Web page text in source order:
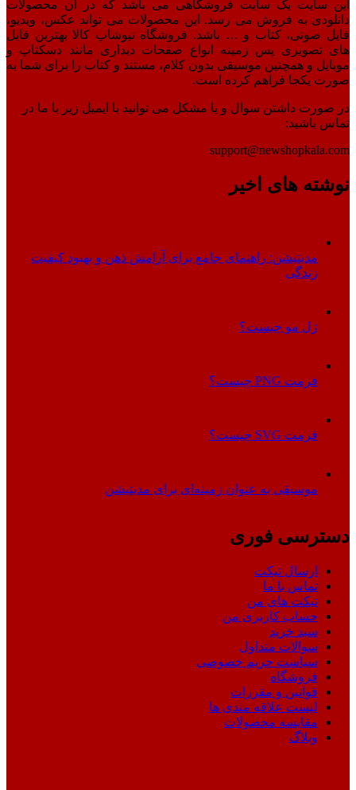
این سایت یک سایت فروشگاهی می باشد که در آن محصولات
دانلودی به فروش می رسد. این محصولات می تواند عکس، ویدیو،
فایل صوتی، کتاب و … باشد. فروشگاه نیوشاپ کالا بهترین فایل
های تصویری پس زمینه انواع صفحات دیداری مانند دسکتاپ و
موبایل و همچنین موسیقی بدون کلام، مستند و کتاب را برای شما به
صورت یکجا فراهم کرده است.
در صورت داشتن سوال و یا مشکل می توانید با ایمیل زیر با ما در
تماس باشید:
support@newshopkala.com
نوشته های اخیر
مدیتیشن: راهنمای جامع برای آرامش ذهن و بهبود کیفیت
زندگی
ژل مو چیست؟
فرمت PNG چیست؟
فرمت SVG چیست؟
موسیقی به عنوان زمینه‌ای برای مدیتیشن
دسترسی فوری
ارسال تیکت
تماس با ما
تیکت های من
حساب کاربری من
سبد خرید
سوالات متداول
سیاست حریم خصوصی
فروشگاه
قوانین و مقررات
لیست علاقه مندی ها
مقایسه محصولات
وبلاگ